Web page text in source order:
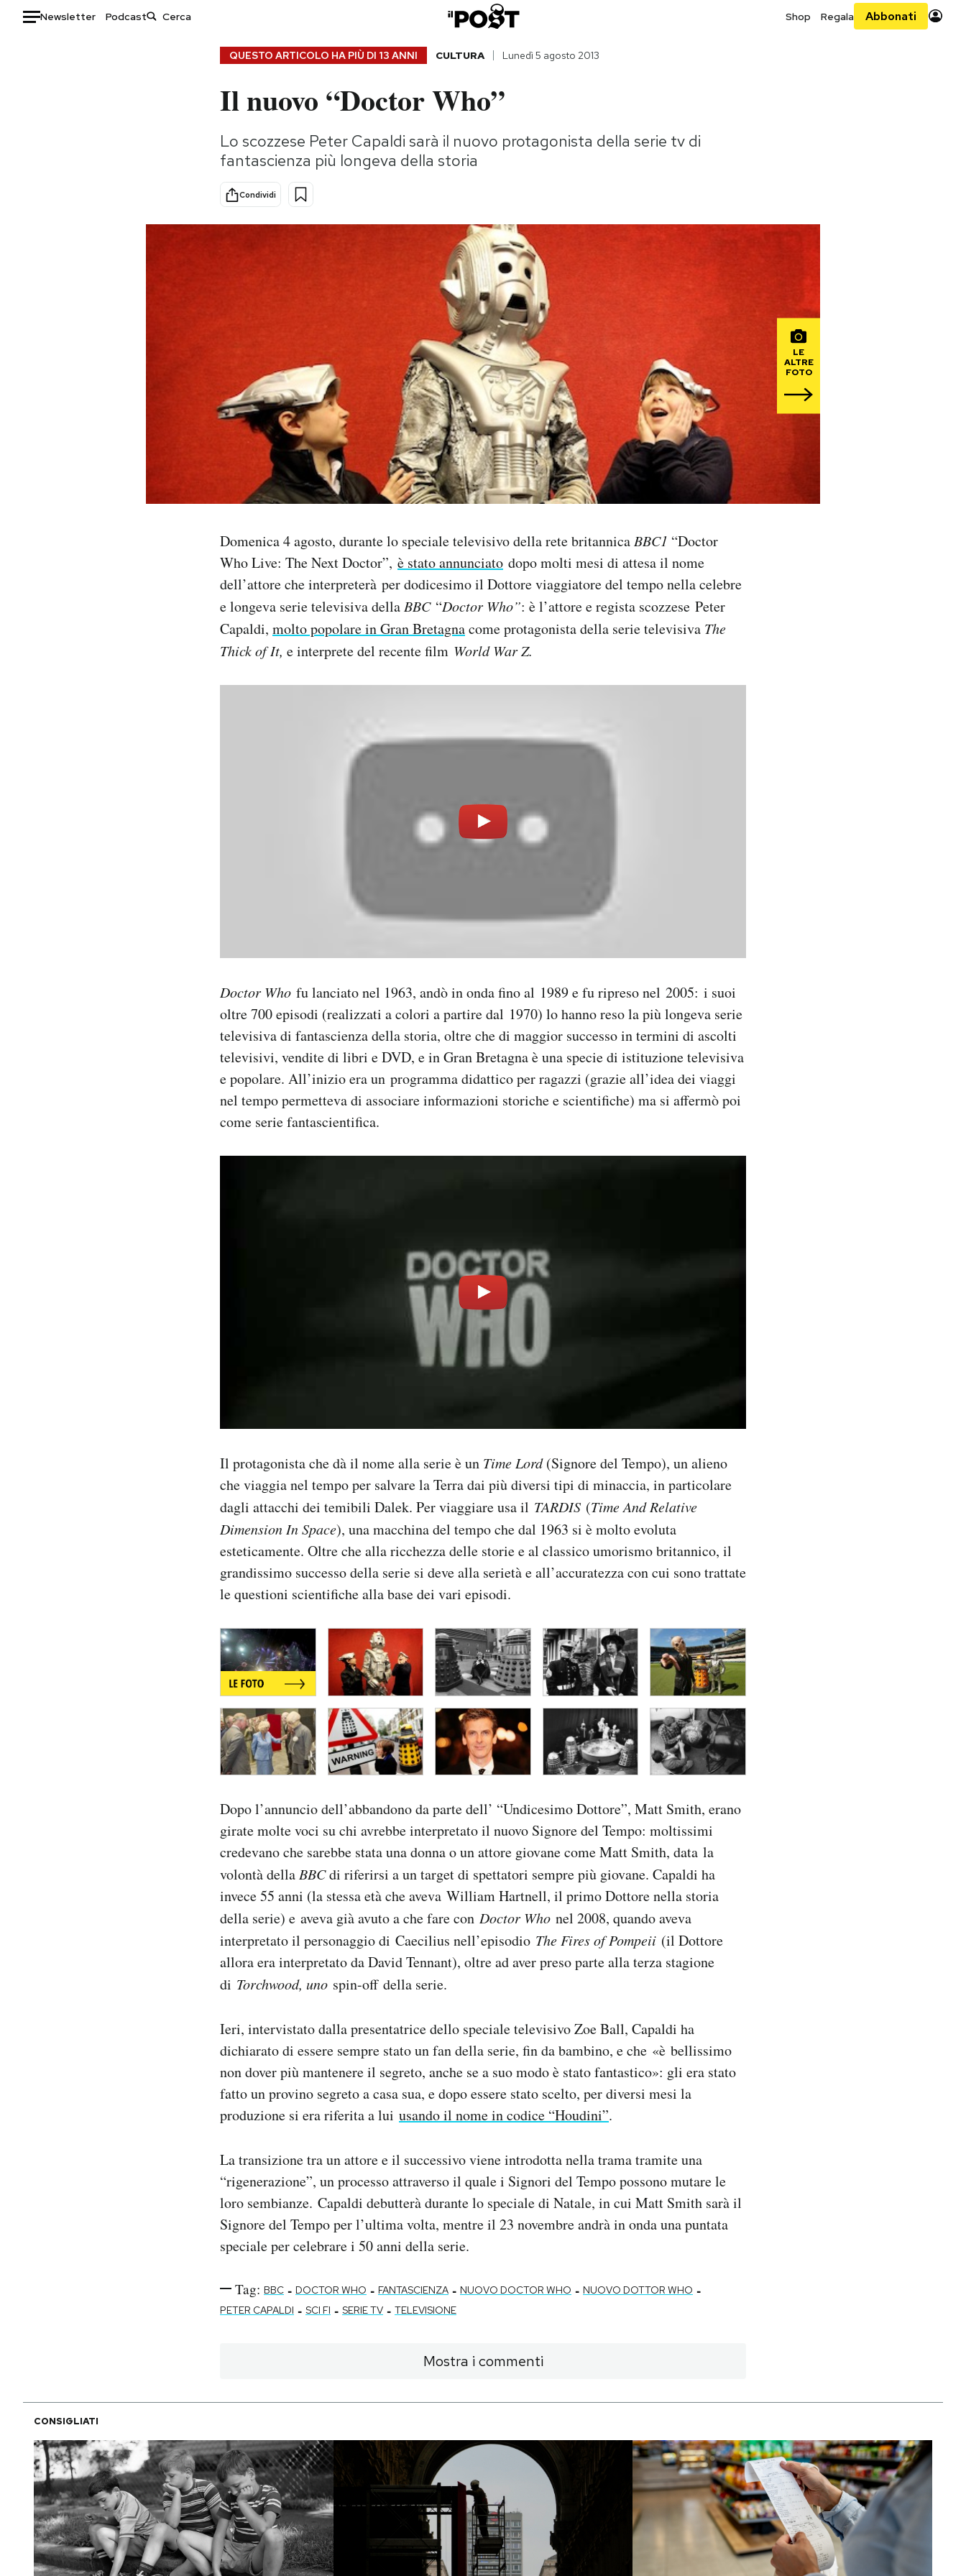
Newsletter Podcast Shop Regala Abbonati
Consumismi
Storie/Idee
Ok Boomer!
Media
QUESTO ARTICOLO HA PIÙ DI 13 ANNI CULTURA Lunedì 5 agosto 2013
Il nuovo “Doctor Who”
Lo scozzese Peter Capaldi sarà il nuovo protagonista della serie tv di
fantascienza più longeva della storia
Condividi
LE
ALTRE
FOTO
Domenica 4 agosto, durante lo speciale televisivo della rete britannicaBBC1 “Doctor
Who Live: The Next Doctor”, è stato annunciato dopo molti mesi di attesa il nome
dell’attore che interpreterà per dodicesimo il Dottore viaggiatore del tempo nella celebre
e longeva serie televisiva dellaBBC“Doctor Who”: è l’attore e regista scozzese Peter
Capaldi, molto popolare in Gran Bretagnacome protagonista della serie televisiva The
Thick of It, e interprete del recente film World War Z.
Doctor Who fu lanciato nel 1963, andò in onda fino al 1989 e fu ripreso nel 2005: i suoi
oltre 700 episodi (realizzati a colori a partire dal 1970) lo hanno reso la più longeva serie
televisiva di fantascienza della storia, oltre che di maggior successo in termini di ascolti
televisivi, vendite di libri e DVD, e in Gran Bretagna è una specie di istituzione televisiva
e popolare. All’inizio era un programma didattico per ragazzi (grazie all’idea dei viaggi
nel tempo permetteva di associare informazioni storiche e scientifiche) ma si affermò poi
come serie fantascientifica.
Il protagonista che dà il nome alla serie è un Time Lord(Signore del Tempo), un alieno
che viaggia nel tempo per salvare la Terra dai più diversi tipi di minaccia, in particolare
dagli attacchi dei temibili Dalek. Per viaggiare usa il TARDIS (Time And Relative
Dimension In Space), una macchina del tempo che dal 1963 si è molto evoluta
esteticamente. Oltre che alla ricchezza delle storie e al classico umorismo britannico, il
grandissimo successo della serie si deve alla serietà e all’accuratezza con cui sono trattate
le questioni scientifiche alla base dei vari episodi.
Dopo l’annuncio dell’abbandono da parte dell’ “Undicesimo Dottore”, Matt Smith, erano
girate molte voci su chi avrebbe interpretato il nuovo Signore del Tempo: moltissimi
credevano che sarebbe stata una donna o un attore giovane come Matt Smith, data la
volontà della BBCdi riferirsi a un target di spettatori sempre più giovane. Capaldi ha
invece 55 anni (la stessa età che aveva William Hartnell, il primo Dottore nella storia
della serie) e aveva già avuto a che fare con Doctor Who nel 2008, quando aveva
interpretato il personaggio di Caecilius nell’episodio The Fires of Pompeii (il Dottore
allora era interpretato da David Tennant), oltre ad aver preso parte alla terza stagione
di Torchwood, uno spin-off della serie.
Ieri, intervistato dalla presentatrice dello speciale televisivo Zoe Ball, Capaldi ha
dichiarato di essere sempre stato un fan della serie, fin da bambino, e che «è bellissimo
non dover più mantenere il segreto, anche se a suo modo è stato fantastico»: gli era stato
fatto un provino segreto a casa sua, e dopo essere stato scelto, per diversi mesi la
produzione si era riferita a lui usando il nome in codice “Houdini”.
La transizione tra un attore e il successivo viene introdotta nella trama tramite una
“rigenerazione”, un processo attraverso il quale i Signori del Tempo possono mutare le
loro sembianze. Capaldi debutterà durante lo speciale di Natale, in cui Matt Smith sarà il
Signore del Tempo per l’ultima volta, mentre il 23 novembre andrà in onda una puntata
speciale per celebrare i 50 anni della serie.
Tag: BBC - DOCTOR WHO - FANTASCIENZA - NUOVO DOCTOR WHO - NUOVO DOTTOR WHO -
PETER CAPALDI - SCI FI - SERIE TV - TELEVISIONE
Mostra i commenti
CONSIGLIATI